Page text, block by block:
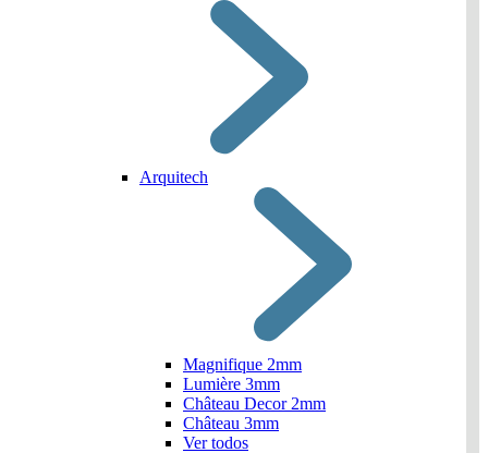
Arquitech
Magnifique 2mm
Lumière 3mm
Château Decor 2mm
Château 3mm
Ver todos